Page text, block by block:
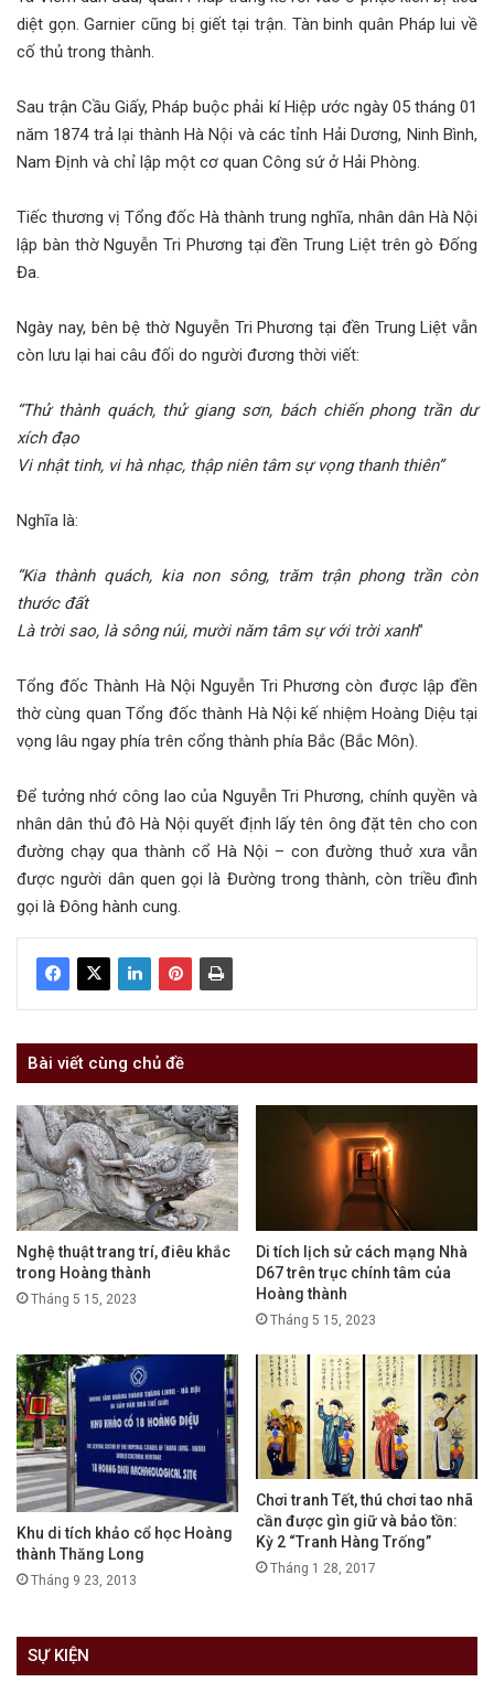
diệt gọn. Garnier cũng bị giết tại trận. Tàn binh quân Pháp lui về
cố thủ trong thành.
Sau trận Cầu Giấy, Pháp buộc phải kí Hiệp ước ngày 05 tháng 01
năm 1874 trả lại thành Hà Nội và các tỉnh Hải Dương, Ninh Bình,
Nam Định và chỉ lập một cơ quan Công sứ ở Hải Phòng.
Tiếc thương vị Tổng đốc Hà thành trung nghĩa, nhân dân Hà Nội
lập bàn thờ Nguyễn Tri Phương tại đền Trung Liệt trên gò Đống
Đa.
Ngày nay, bên bệ thờ Nguyễn Tri Phương tại đền Trung Liệt vẫn
còn lưu lại hai câu đối do người đương thời viết:
“Thử thành quách, thử giang sơn, bách chiến phong trần dư
xích đạo
Vi nhật tinh, vi hà nhạc, thập niên tâm sự vọng thanh thiên”
Nghĩa là:
“Kia thành quách, kia non sông, trăm trận phong trần còn
thước đất
Là trời sao, là sông núi, mười năm tâm sự với trời xanh”
Tổng đốc Thành Hà Nội Nguyễn Tri Phương còn được lập đền
thờ cùng quan Tổng đốc thành Hà Nội kế nhiệm Hoàng Diệu tại
vọng lâu ngay phía trên cổng thành phía Bắc (Bắc Môn).
Để tưởng nhớ công lao của Nguyễn Tri Phương, chính quyền và
nhân dân thủ đô Hà Nội quyết định lấy tên ông đặt tên cho con
đường chạy qua thành cổ Hà Nội – con đường thuở xưa vẫn
được người dân quen gọi là Đường trong thành, còn triều đình
gọi là Đông hành cung.
Bài viết cùng chủ đề
Nghệ thuật trang trí, điêu khắc
trong Hoàng thành
Tháng 5 15, 2023
Di tích lịch sử cách mạng Nhà
D67 trên trục chính tâm của
Hoàng thành
Tháng 5 15, 2023
Khu di tích khảo cổ học Hoàng
thành Thăng Long
Tháng 9 23, 2013
Chơi tranh Tết, thú chơi tao nhã
cần được gìn giữ và bảo tồn:
Kỳ 2 “Tranh Hàng Trống”
Tháng 1 28, 2017
SỰ KIỆN